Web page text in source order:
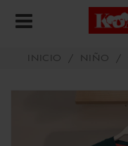
INICIO / NIÑO /